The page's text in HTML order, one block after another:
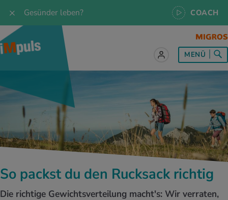
Gesünder leben? COACH
zum Thema Ernährung
Essen
zum Thema Bewegung
& Jogging
& Outdoor
& Biken
zum Thema Entspannung
im Alltag
Life Balance
zum Thema Medizin
im Alltag
zum Thema Services
Test & Quizze
iMpuls
MENÜ
So packst du den Rucksack richtig
Die richtige Gewichtsverteilung macht's: Wir verraten,